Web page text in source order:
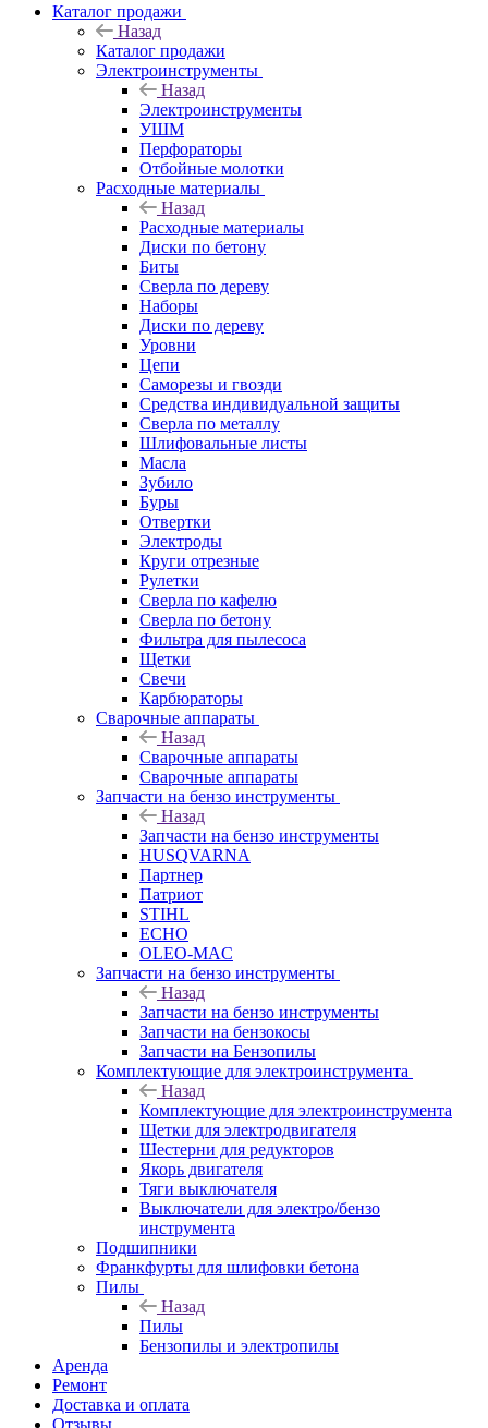
Каталог продажи
Назад
Каталог продажи
Электроинструменты
Назад
Электроинструменты
УШМ
Перфораторы
Отбойные молотки
Расходные материалы
Назад
Расходные материалы
Диски по бетону
Биты
Сверла по дереву
Наборы
Диски по дереву
Уровни
Цепи
Саморезы и гвозди
Средства индивидуальной защиты
Сверла по металлу
Шлифовальные листы
Масла
Зубило
Буры
Отвертки
Электроды
Круги отрезные
Рулетки
Сверла по кафелю
Сверла по бетону
Фильтра для пылесоса
Щетки
Свечи
Карбюраторы
Сварочные аппараты
Назад
Сварочные аппараты
Сварочные аппараты
Запчасти на бензо инструменты
Назад
Запчасти на бензо инструменты
HUSQVARNA
Партнер
Патриот
STIHL
ECHO
OLEO-MAC
Запчасти на бензо инструменты
Назад
Запчасти на бензо инструменты
Запчасти на бензокосы
Запчасти на Бензопилы
Комплектующие для электроинструмента
Назад
Комплектующие для электроинструмента
Щетки для электродвигателя
Шестерни для редукторов
Якорь двигателя
Тяги выключателя
Выключатели для электро/бензо
инструмента
Подшипники
Франкфурты для шлифовки бетона
Пилы
Назад
Пилы
Бензопилы и электропилы
Аренда
Ремонт
Доставка и оплата
Отзывы